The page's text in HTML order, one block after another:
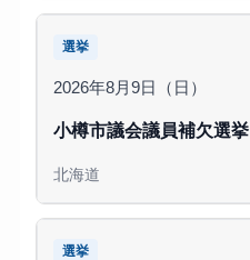
選挙
2026年8月9日（日）
小樽市議会議員補欠選挙
北海道
選挙